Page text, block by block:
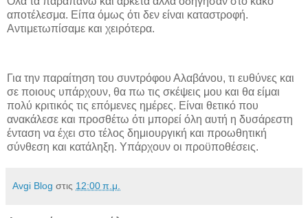
αποτέλεσμα. Είπα όμως ότι δεν είναι καταστροφή.
Αντιμετωπίσαμε και χειρότερα.
Για την παραίτηση του συντρόφου Αλαβάνου, τι ευθύνες και
σε ποιους υπάρχουν, θα πω τις σκέψεις μου και θα είμαι
πολύ κριτικός τις επόμενες ημέρες. Είναι θετικό που
ανακάλεσε και προσθέτω ότι μπορεί όλη αυτή η δυσάρεστη
ένταση να έχει στο τέλος δημιουργική και προωθητική
σύνθεση και κατάληξη. Υπάρχουν οι προϋποθέσεις.
Avgi Blog στις 12:00 π.μ.